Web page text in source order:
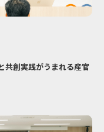
共創実践がうまれる産官